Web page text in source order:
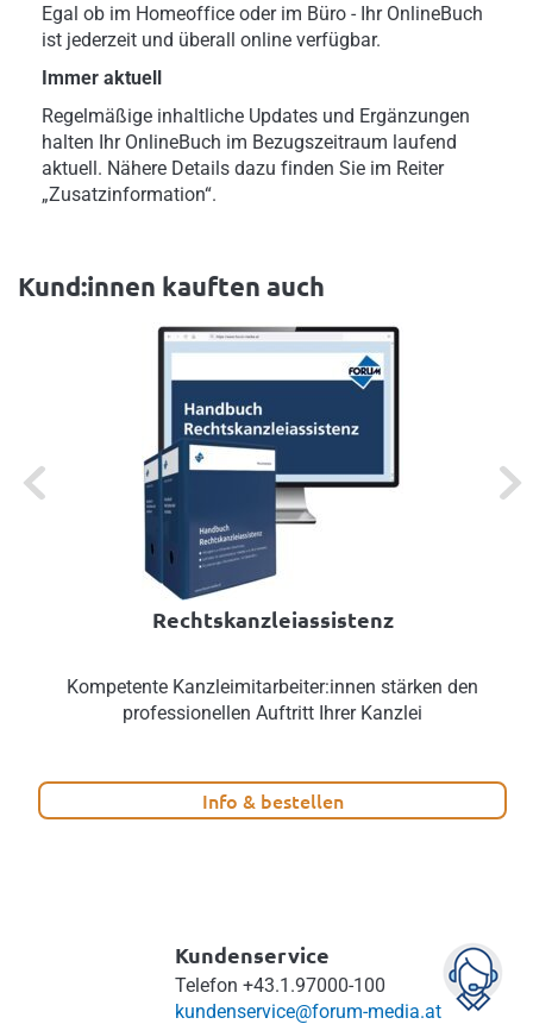
Egal ob im Homeoffice oder im Büro - Ihr OnlineBuch
ist jederzeit und überall online verfügbar.
Immer aktuell
Regelmäßige inhaltliche Updates und Ergänzungen
halten Ihr OnlineBuch im Bezugszeitraum laufend
aktuell. Nähere Details dazu finden Sie im Reiter
„Zusatzinformation“.
Kund:innen kauften auch
Previous Next
Rechtskanzleiassistenz
Kompetente Kanzleimitarbeiter:innen stärken den
professionellen Auftritt Ihrer Kanzlei
Info & bestellen
Kundenservice
Telefon +43.1.97000-100
kundenservice@forum-media.at